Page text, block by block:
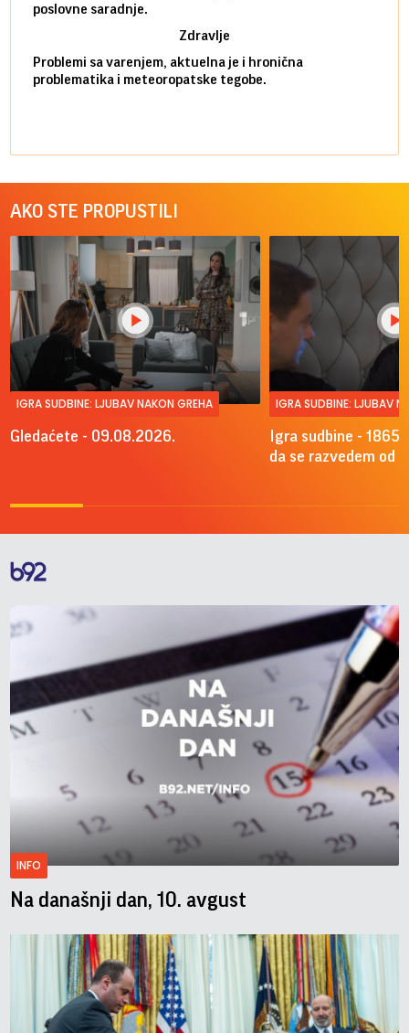
poslovne saradnje.
Zdravlje
Problemi sa varenjem, aktuelna je i hronična
problematika i meteoropatske tegobe.
AKO STE PROPUSTILI
IGRA SUDBINE: LJUBAV NAKON GREHA
Gledaćete - 09.08.2026.
IGRA SUDBINE: LJUBAV
Igra sudbine - 1865.
da se razvedem od
INFO
Na današnji dan, 10. avgust